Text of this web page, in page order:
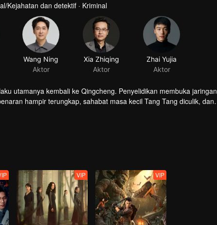
Kejahatan dan detektif · Kriminal
utamanya kembali ke Qingcheng. Penyelidikan membuka jaringan
hampir terungkap, sahabat masa kecil Tang Tang diculik, dan
VIP VIP